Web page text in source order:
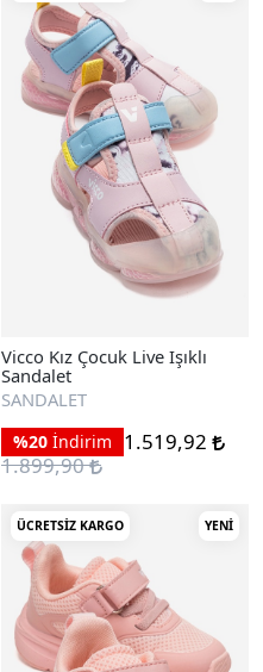
Vicco Kız Çocuk Live Işıklı
Sandalet
SANDALET
%20 İndirim
1.519,92
1.899,90
ÜCRETSIZ KARGO YENI